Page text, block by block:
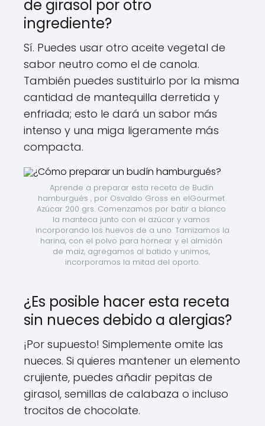
de girasol por otro
ingrediente?
Sí. Puedes usar otro aceite vegetal de
sabor neutro como el de canola.
También puedes sustituirlo por la misma
cantidad de mantequilla derretida y
enfriada; esto le dará un sabor más
intenso y una miga ligeramente más
compacta.
Aprende a preparar esta receta de Budín
hamburgués , por Osvaldo Gross en elGourmet
Azúcar 200 grs. Comenzamos por batir a blanco
la manteca junto con el azúcar y vamos
incorporando los huevos de a uno. Tamizamos la
harina, con el polvo para hornear y el almidón
de maíz, agregamos al batido y unimos,
incorporamos la mitad del oporto.
¿Es posible hacer esta receta
sin nueces debido a alergias?
¡Por supuesto! Simplemente omite las
nueces. Si quieres mantener un elemento
crujiente, puedes añadir pepitas de
girasol, semillas de calabaza o incluso
trocitos de chocolate.